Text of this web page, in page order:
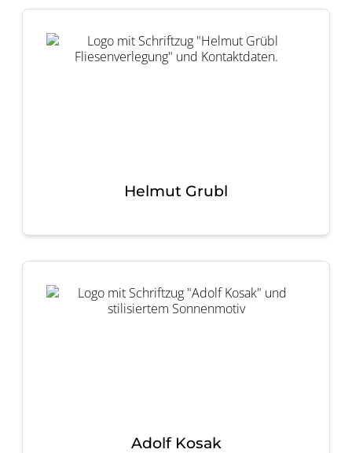
Helmut Grubl
Adolf Kosak